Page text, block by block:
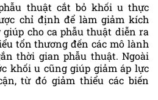
thuật cắt bỏ khối u thực
chỉ định để làm giảm kích
cho ca phẫu thuật diễn ra
tổn thương đến các mô lành
thời gian phẫu thuật. Ngoài
khối u cũng giúp giảm áp lực
từ đó giảm thiểu các biến